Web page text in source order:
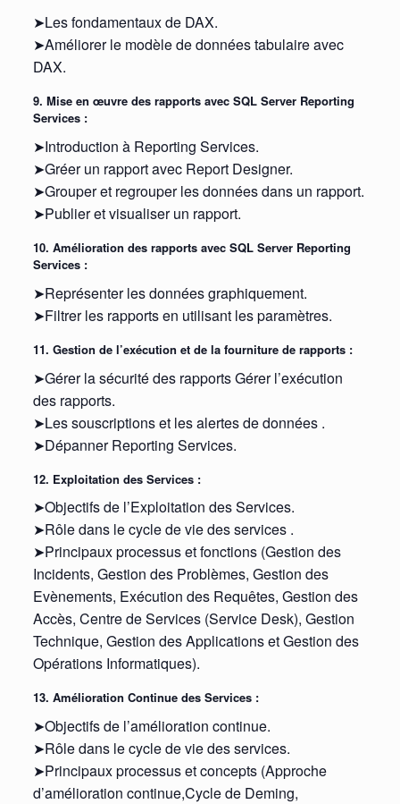
➤Les fondamentaux de DAX.
➤Améliorer le modèle de données tabulaire avec
DAX.
9. Mise en œuvre des rapports avec SQL Server Reporting
Services :
➤Introduction à Reporting Services.
➤Gréer un rapport avec Report Designer.
➤Grouper et regrouper les données dans un rapport.
➤Publier et visualiser un rapport.
10. Amélioration des rapports avec SQL Server Reporting
Services :
➤Représenter les données graphiquement.
➤Filtrer les rapports en utilisant les paramètres.
11. Gestion de l’exécution et de la fourniture de rapports :
➤Gérer la sécurité des rapports Gérer l’exécution
des rapports.
➤Les souscriptions et les alertes de données .
➤Dépanner Reporting Services.
12. Exploitation des Services :
➤Objectifs de l’Exploitation des Services.
➤Rôle dans le cycle de vie des services .
➤Principaux processus et fonctions (Gestion des
Incidents, Gestion des Problèmes, Gestion des
Evènements, Exécution des Requêtes, Gestion des
Accès, Centre de Services (Service Desk), Gestion
Technique, Gestion des Applications et Gestion des
Opérations Informatiques).
13. Amélioration Continue des Services :
➤Objectifs de l’amélioration continue.
➤Rôle dans le cycle de vie des services.
➤Principaux processus et concepts (Approche
d’amélioration continue,Cycle de Deming,